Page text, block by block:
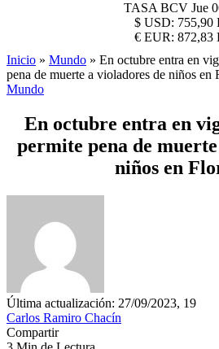
TASA BCV Jue
$ USD: 755,90
€ EUR: 872,83
Inicio » Mundo » En octubre entra en
pena de muerte a violadores de niños en
Mundo
En octubre entra en
permite pena de
niños en
Última actualización: 27/09/2023, 19
Carlos Ramiro Chacín
Compartir